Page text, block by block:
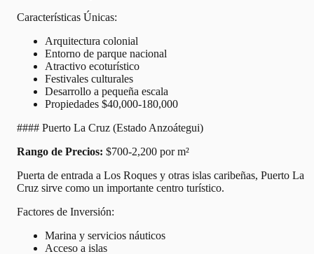
Características Únicas:
Arquitectura colonial
Entorno de parque nacional
Atractivo ecoturístico
Festivales culturales
Desarrollo a pequeña escala
Propiedades $40,000-180,000
#### Puerto La Cruz (Estado Anzoátegui)
Rango de Precios: $700-2,200 por m²
Puerta de entrada a Los Roques y otras islas caribeñas, Puerto La
Cruz sirve como un importante centro turístico.
Factores de Inversión:
Marina y servicios náuticos
Acceso a islas